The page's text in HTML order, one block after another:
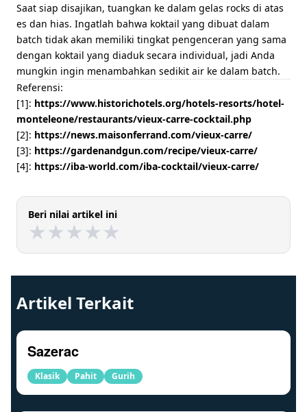
Saat siap disajikan, tuangkan ke dalam gelas rocks di atas
es dan hias. Ingatlah bahwa koktail yang dibuat dalam
batch tidak akan memiliki tingkat pengenceran yang sama
dengan koktail yang diaduk secara individual, jadi Anda
mungkin ingin menambahkan sedikit air ke dalam batch.
Referensi:
[1]: https://www.historichotels.org/hotels-resorts/hotel-
monteleone/restaurants/vieux-carre-cocktail.php
[2]: https://news.maisonferrand.com/vieux-carre/
[3]: https://gardenandgun.com/recipe/vieux-carre/
[4]: https://iba-world.com/iba-cocktail/vieux-carre/
Beri nilai artikel ini
★
★★
★★
★★
★★
★
Artikel Terkait
Sazerac
Klasik Pahit Gurih